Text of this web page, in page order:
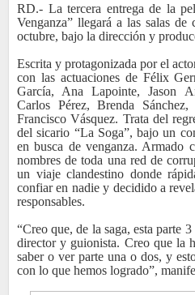
RD.- La tercera entrega de la
Venganza” llegará a las salas
octubre, bajo la dirección y
Escrita y protagonizada por el
con las actuaciones de Félix
García, Ana Lapointe, Jason
Carlos Pérez, Brenda
Francisco Vásquez. Trata del
del sicario “La Soga”, bajo un
en busca de venganza. Armado
nombres de toda una red de
un viaje clandestino donde
confiar en nadie y decidido a
responsables.
“Creo que, de la saga, esta parte
director y guionista. Creo que la
saber o ver parte una o dos, y
con lo que hemos logrado”,